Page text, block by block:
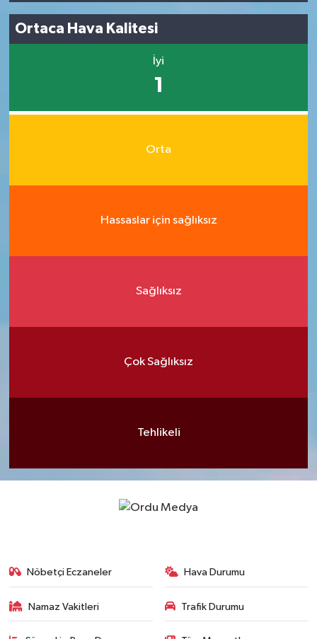
Ortaca Hava Kalitesi
İyi
1
Orta
Hassaslar için sağlıksız
Sağlıksız
Çok Sağlıksız
Tehlikeli
Nöbetçi Eczaneler Hava Durumu
Namaz Vakitleri Trafik Durumu